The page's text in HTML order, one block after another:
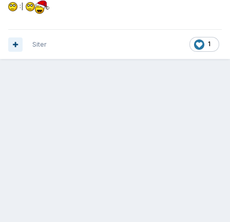
:|
1
Siter